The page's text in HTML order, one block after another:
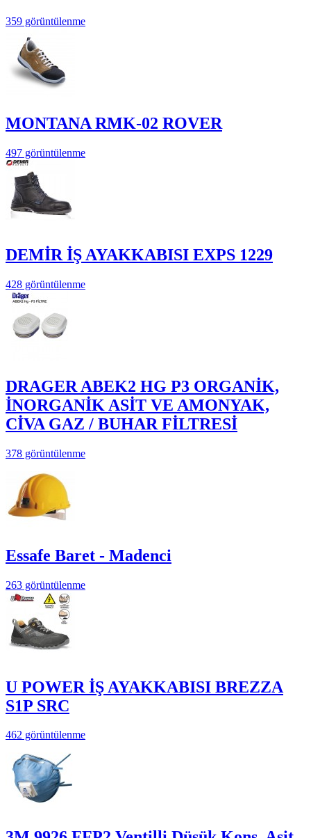
359 görüntülenme
MONTANA RMK-02 ROVER
497 görüntülenme
DEMİR İŞ AYAKKABISI EXPS 1229
428 görüntülenme
DRAGER ABEK2 HG P3 ORGANİK,
İNORGANİK ASİT VE AMONYAK,
CİVA GAZ / BUHAR FİLTRESİ
378 görüntülenme
Essafe Baret - Madenci
263 görüntülenme
U POWER İŞ AYAKKABISI BREZZA
S1P SRC
462 görüntülenme